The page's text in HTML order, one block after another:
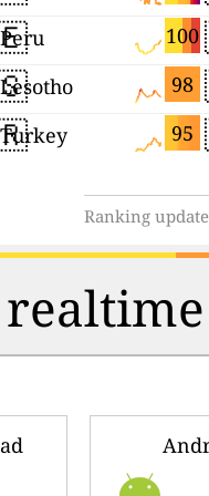
100
Peru
98
Lesotho
95
Turkey
Ranking